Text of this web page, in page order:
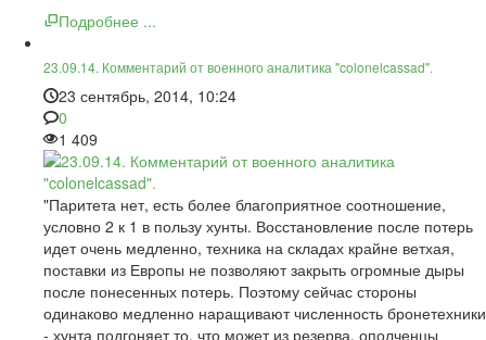
Подробнее ...
23.09.14. Комментарий от военного аналитика "colonelcassad".
23 сентябрь, 2014, 10:24
0
1 409
"Паритета нет, есть более благоприятное соотношение,
условно 2 к 1 в пользу хунты. Восстановление после потерь
идет очень медленно, техника на складах крайне ветхая,
поставки из Европы не позволяют закрыть огромные дыры
после понесенных потерь. Поэтому сейчас стороны
одинаково медленно наращивают численность бронетехники
- хунта подгоняет то, что может из резерва, ополченцы